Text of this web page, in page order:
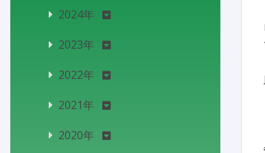
2024年
2023年
2022年
2021年
2020年